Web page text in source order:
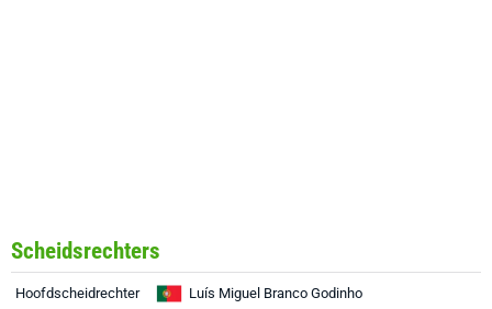
Scheidsrechters
Hoofdscheidrechter Luís Miguel Branco Godinho